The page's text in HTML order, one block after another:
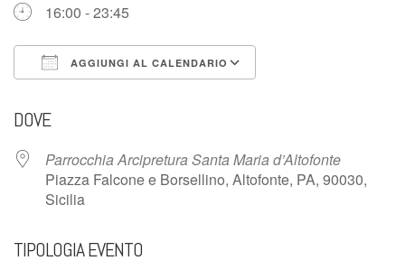
16:00 - 23:45
AGGIUNGI AL CALENDARIO
DOVE
Parrocchia Arcipretura Santa Maria d’Altofonte
Piazza Falcone e Borsellino, Altofonte, PA, 90030,
Sicilia
TIPOLOGIA EVENTO